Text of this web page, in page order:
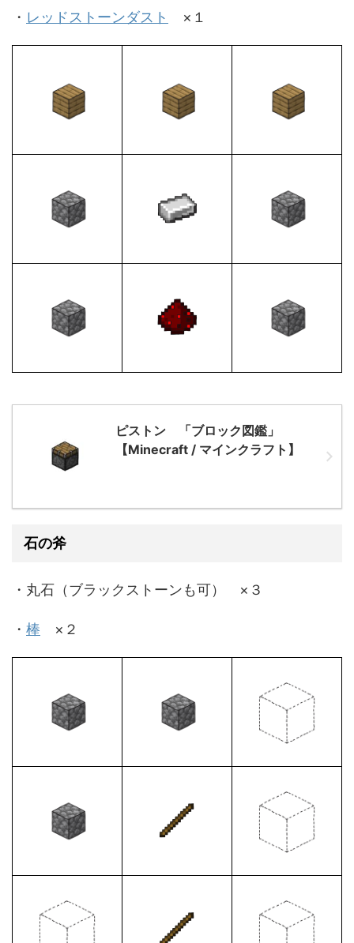
・ レッドストーンダスト ×１
ピストン 「ブロック図鑑」
【Minecraft / マインクラフト】
石の斧
・丸石（ブラックストーンも可） ×３
・ 棒 ×２